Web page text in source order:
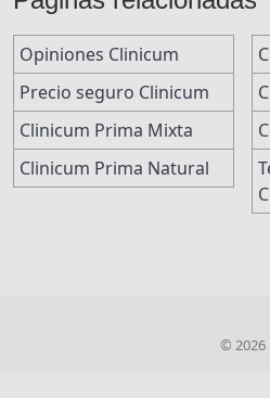
Opiniones Clinicum
Precio seguro Clinicum
Clinicum Prima Mixta
Clinicum Prima Natural
© 2026